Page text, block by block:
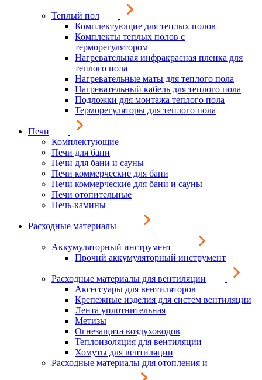
Теплый пол
Комплектующие для теплых полов
Комплекты теплых полов с
терморегулятором
Нагревательная инфракрасная пленка для
теплого пола
Нагревательные маты для теплого пола
Нагревательный кабель для теплого пола
Подложки для монтажа теплого пола
Терморегуляторы для теплого пола
Печи
Комплектующие
Печи для бани
Печи для бани и сауны
Печи коммерческие для бани
Печи коммерческие для бани и сауны
Печи отопительные
Печь-камины
Расходные материалы
Аккумуляторный инструмент
Прочий аккумуляторный инструмент
Расходные материалы для вентиляции
Аксессуары для вентиляторов
Крепежные изделия для систем вентиляции
Лента уплотнительная
Метизы
Огнезащита воздуховодов
Теплоизоляция для вентиляции
Хомуты для вентиляции
Расходные материалы для отопления и